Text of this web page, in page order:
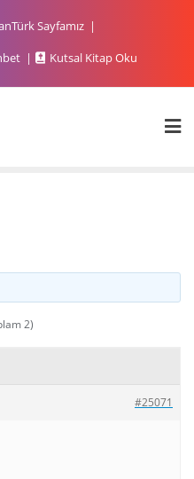
Sayfamız
Kutsal Kitap Oku
2)
#25071